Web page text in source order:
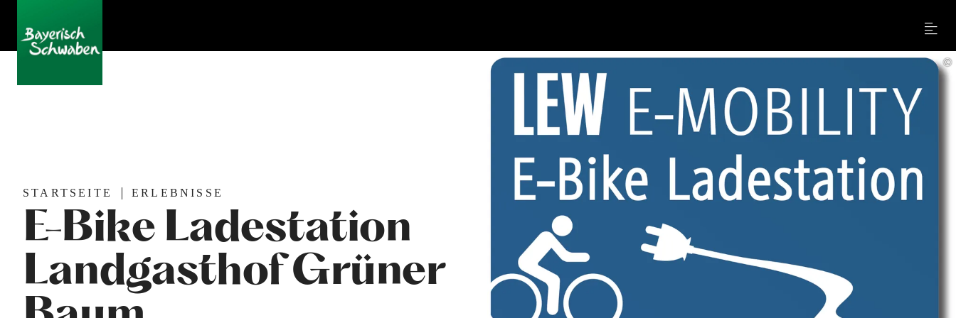
Menu
STARTSEITE ERLEBNISSE
E-Bike Ladestation
Landgasthof Grüner
©